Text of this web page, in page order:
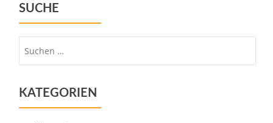
SUCHE
KATEGORIEN